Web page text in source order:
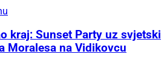
kraj: Sunset Party uz svjetski
Moralesa na Vidikovcu